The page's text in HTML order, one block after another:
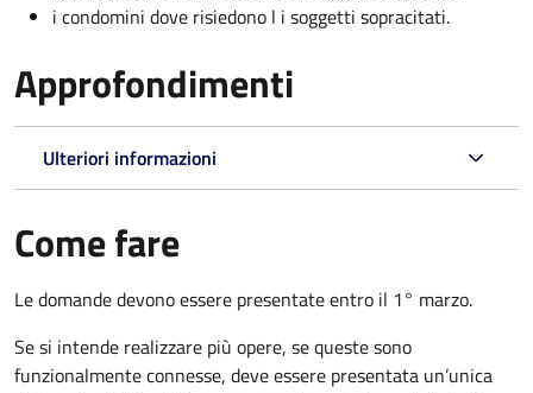
i condomini dove risiedono l i soggetti sopracitati.
Approfondimenti
Ulteriori informazioni
Come fare
Le domande devono essere presentate entro il 1° marzo.
Se si intende realizzare più opere, se queste sono
funzionalmente connesse, deve essere presentata un’unica